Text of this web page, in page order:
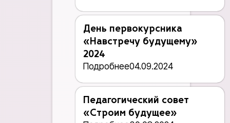
День первокурсника
«Навстречу будущему»
2024
Подробнее04.09.2024
Педагогический совет
«Строим будущее»